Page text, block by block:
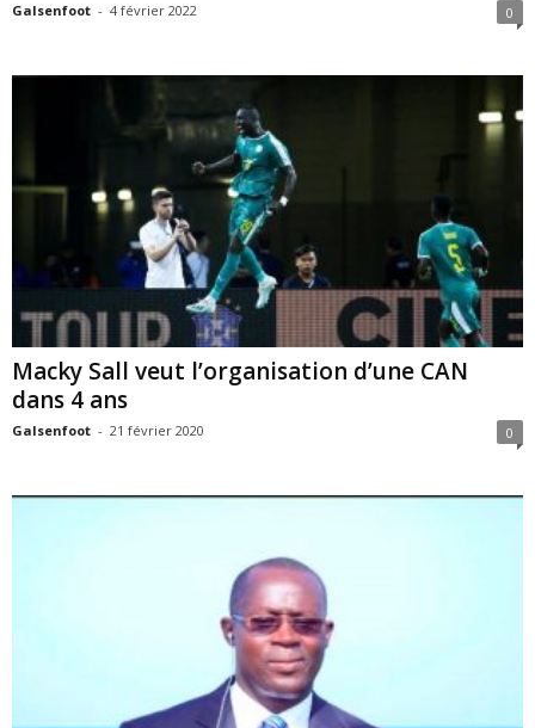
Galsenfoot - 4 février 2022 0
Macky Sall veut l’organisation d’une CAN
dans 4 ans
Galsenfoot - 21 février 2020 0